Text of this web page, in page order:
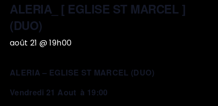
ALERIA_ [ EGLISE ST MARCEL ]
(DUO)
août 21 @ 19h00
ALERIA – EGLISE ST MARCEL (DUO)
Vendredi 21 Aout à 19:00